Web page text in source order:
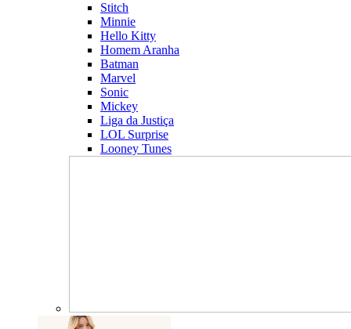
Stitch
Minnie
Hello Kitty
Homem Aranha
Batman
Marvel
Sonic
Mickey
Liga da Justiça
LOL Surprise
Looney Tunes